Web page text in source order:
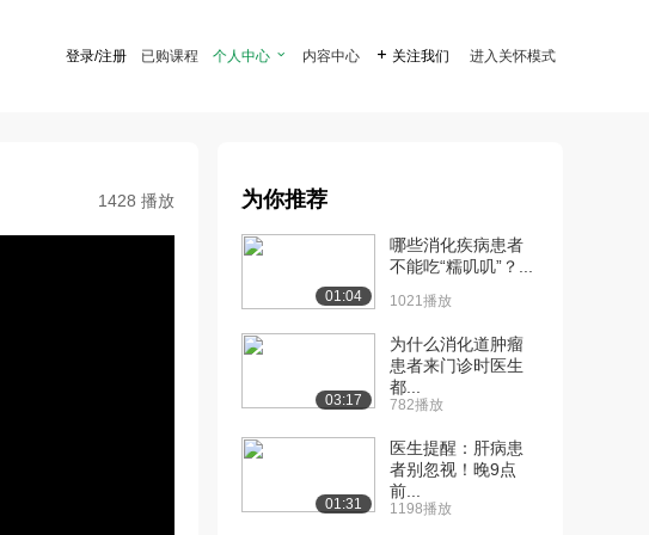
登录/注册 已购课程 个人中心  内容中心  关注我们 进入关怀模式
1428 播放 为你推荐
01:04
哪些消化疾病患者
不能吃“糯叽叽”？...
1021播放
03:17
为什么消化道肿瘤
患者来门诊时医生
都...
782播放
01:31
医生提醒：肝病患
者别忽视！晚9点
前...
1198播放